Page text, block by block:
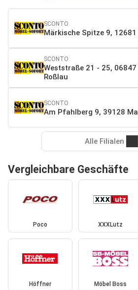
SCONTO
Märkische Spitze 9, 12681
SCONTO
Weststraße 21 - 25, 06847
Roßlau
SCONTO
Am Pfahlberg 9, 39128
Alle Filialen
Vergleichbare Geschäfte
Poco XXXLutz
Höffner Möbel Boss